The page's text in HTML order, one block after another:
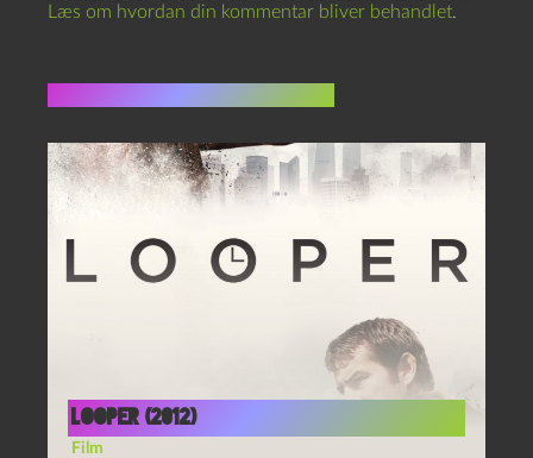
Læs om hvordan din kommentar bliver behandlet.
Looper (2012)
Film